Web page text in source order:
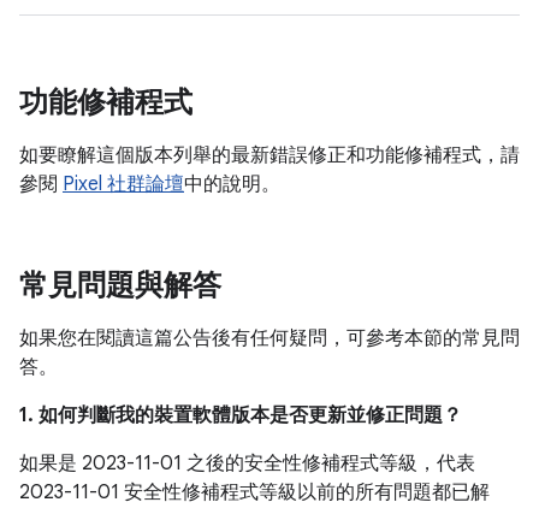
功能修補程式
如要瞭解這個版本列舉的最新錯誤修正和功能修補程式，請
參閱 Pixel 社群論壇中的說明。
常見問題與解答
如果您在閱讀這篇公告後有任何疑問，可參考本節的常見問
答。
1. 如何判斷我的裝置軟體版本是否更新並修正問題？
如果是 2023-11-01 之後的安全性修補程式等級，代表
2023-11-01 安全性修補程式等級以前的所有問題都已解